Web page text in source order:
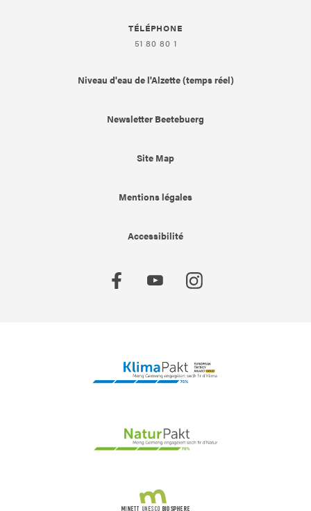
TÉLÉPHONE
51 80 80 1
Niveau d'eau de l'Alzette (temps réel)
Newsletter Beetebuerg
Site Map
Mentions légales
Accessibilité